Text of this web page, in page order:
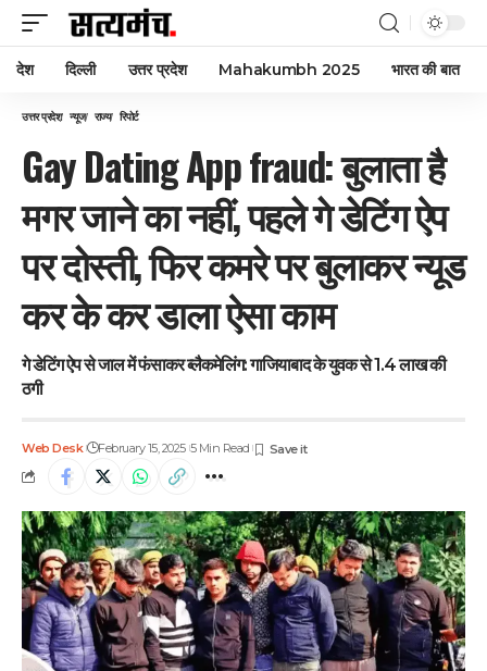
देश दिल्ली उत्तर प्रदेश Mahakumbh 2025 भारत की बात
उत्तर प्रदेश न्यूज राज्य रिपोर्ट
Gay Dating App fraud: बुलाता है
मगर जाने का नहीं, पहले गे डेटिंग ऐप
पर दोस्ती, फिर कमरे पर बुलाकर न्यूड
कर के कर डाला ऐसा काम
गे डेटिंग ऐप से जाल में फंसाकर ब्लैकमेलिंग: गाजियाबाद के युवक से 1.4 लाख की
ठगी
Web Desk February 15, 2025 5 Min Read